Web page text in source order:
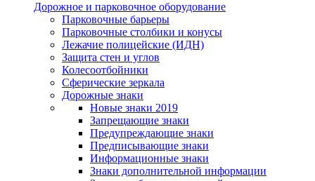
Дорожное и парковочное оборудование
Парковочные барьеры
Парковочные столбики и конусы
Лежачие полицейские (ИДН)
Защита стен и углов
Колесоотбойники
Сферические зеркала
Дорожные знаки
Новые знаки 2019
Запрещающие знаки
Предупреждающие знаки
Предписывающие знаки
Информационные знаки
Знаки дополнительной информации